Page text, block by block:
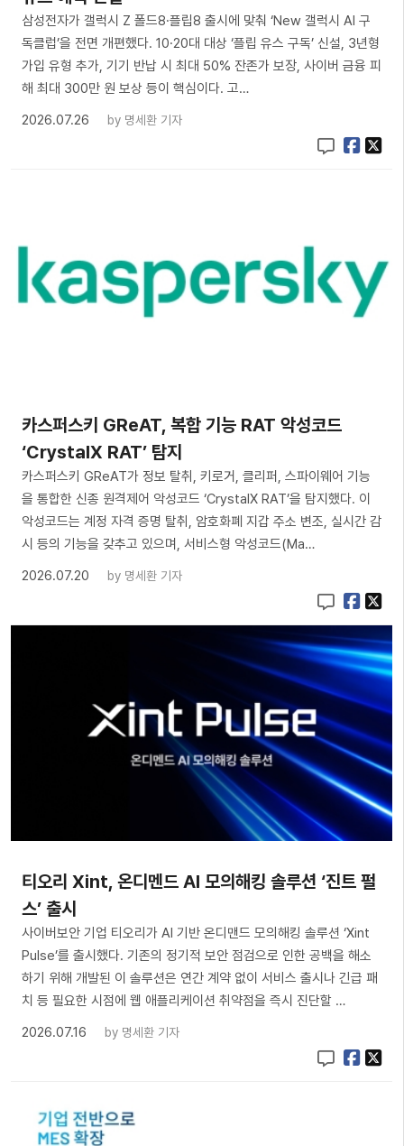
삼성전자가 갤럭시 Z 폴드8·플립8 출시에 맞춰 ‘New 갤럭시 AI 구
독클럽’을 전면 개편했다. 10·20대 대상 ‘플립 유스 구독’ 신설, 3년형
가입 유형 추가, 기기 반납 시 최대 50% 잔존가 보장, 사이버 금융 피
해 최대 300만 원 보상 등이 핵심이다. 고…
2026.07.26
by 명세환 기자
카스퍼스키 GReAT, 복합 기능 RAT 악성코드
‘CrystalX RAT’ 탐지
카스퍼스키 GReAT가 정보 탈취, 키로거, 클리퍼, 스파이웨어 기능
을 통합한 신종 원격제어 악성코드 ‘CrystalX RAT’을 탐지했다. 이
악성코드는 계정 자격 증명 탈취, 암호화폐 지갑 주소 변조, 실시간 감
시 등의 기능을 갖추고 있으며, 서비스형 악성코드(Ma…
2026.07.20
by 명세환 기자
티오리 Xint, 온디멘드 AI 모의해킹 솔루션 ‘진트 펄
스’ 출시
사이버보안 기업 티오리가 AI 기반 온디맨드 모의해킹 솔루션 ‘Xint
Pulse’를 출시했다. 기존의 정기적 보안 점검으로 인한 공백을 해소
하기 위해 개발된 이 솔루션은 연간 계약 없이 서비스 출시나 긴급 패
치 등 필요한 시점에 웹 애플리케이션 취약점을 즉시 진단할 …
2026.07.16
by 명세환 기자